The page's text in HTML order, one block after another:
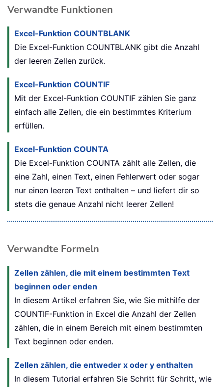
Verwandte Funktionen
Excel-Funktion COUNTBLANK
Die Excel-Funktion COUNTBLANK gibt die Anzahl
der leeren Zellen zurück.
Excel-Funktion COUNTIF
Mit der Excel-Funktion COUNTIF zählen Sie ganz
einfach alle Zellen, die ein bestimmtes Kriterium
erfüllen.
Excel-Funktion COUNTA
Die Excel-Funktion COUNTA zählt alle Zellen, die
eine Zahl, einen Text, einen Fehlerwert oder sogar
nur einen leeren Text enthalten – und liefert dir so
stets die genaue Anzahl nicht leerer Zellen!
Verwandte Formeln
Zellen zählen, die mit einem bestimmten Text
beginnen oder enden
In diesem Artikel erfahren Sie, wie Sie mithilfe der
COUNTIF-Funktion in Excel die Anzahl der Zellen
zählen, die in einem Bereich mit einem bestimmten
Text beginnen oder enden.
Zellen zählen, die entweder x oder y enthalten
In diesem Tutorial erfahren Sie Schritt für Schritt, wie